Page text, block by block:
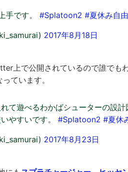
手です。 #Splatoon2 #夏休み自
2017年8月18日
上で公開されているので誰でも
ています。
て遊べるわかばシューターの設
やすいです。 #Splatoon2 #夏休
2017年8月23日